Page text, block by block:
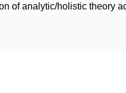
of analytic/holistic theory